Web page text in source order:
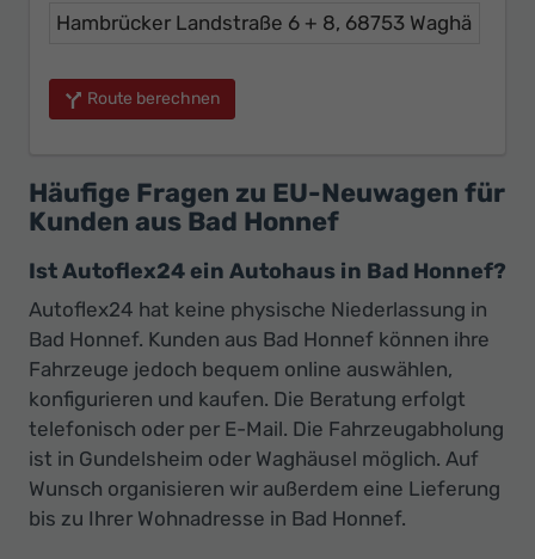
Route berechnen
Häufige Fragen zu EU-Neuwagen für
Kunden aus Bad Honnef
Ist Autoflex24 ein Autohaus in Bad Honnef?
Autoflex24 hat keine physische Niederlassung in
Bad Honnef. Kunden aus Bad Honnef können ihre
Fahrzeuge jedoch bequem online auswählen,
konfigurieren und kaufen. Die Beratung erfolgt
telefonisch oder per E-Mail. Die Fahrzeugabholung
ist in Gundelsheim oder Waghäusel möglich. Auf
Wunsch organisieren wir außerdem eine Lieferung
bis zu Ihrer Wohnadresse in Bad Honnef.